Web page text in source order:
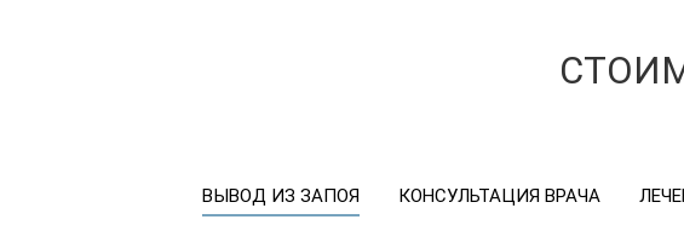
ВЫВОД ИЗ ЗАПОЯ КОНСУЛЬТАЦИЯ ВРАЧА